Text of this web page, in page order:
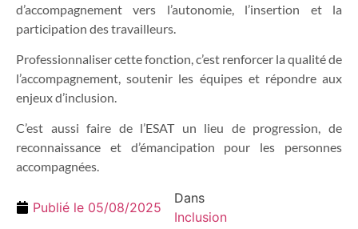
d’accompagnement vers l’autonomie, l’insertion et la
participation des travailleurs.
Professionnaliser cette fonction, c’est renforcer la qualité de
l’accompagnement, soutenir les équipes et répondre aux
enjeux d’inclusion.
C’est aussi faire de l’ESAT un lieu de progression, de
reconnaissance et d’émancipation pour les personnes
accompagnées.
Publié le 05/08/2025
Dans
Inclusion